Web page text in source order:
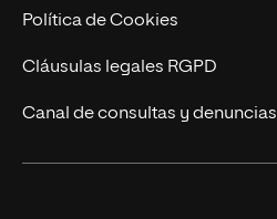
Ingeniería
Diseño
Ciencias de la Salud
Política de Cookies
Cláusulas legales RGPD
Canal de consultas y denuncias